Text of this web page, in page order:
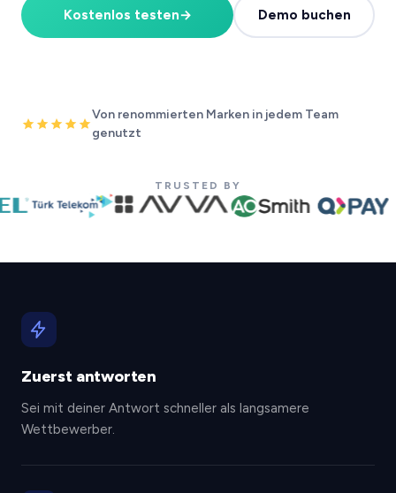
Kostenlos testen→ Demo buchen
Von renommierten Marken in jedem Team
genutzt
TRUSTED BY
Zuerst antworten
Sei mit deiner Antwort schneller als langsamere
Wettbewerber.